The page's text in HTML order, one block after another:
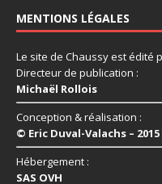
MENTIONS LÉGALES
Le site de Chaussy est édité
Directeur de publication :
Michaël Rollois
Conception & réalisation :
© Eric Duval-Valachs –
Hébergement :
SAS OVH